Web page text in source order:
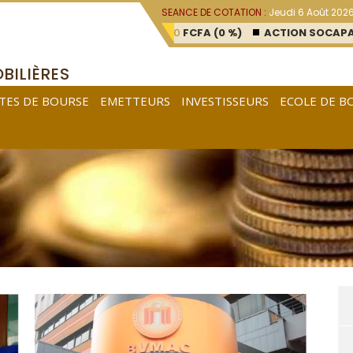
SEANCE DE COTATION : Jeudi 6 Août 2026
FCFA (0 %) ACTION SOCAPALM:
DE BOURSE EMETTEURS INVESTISSEURS ECOLE DE